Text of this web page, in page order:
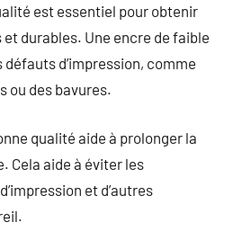
est essentiel pour obtenir
durables. Une encre de faible
d’impression, comme
ou des bavures.
qualité aide à prolonger la
Cela aide à éviter les
et d’autres